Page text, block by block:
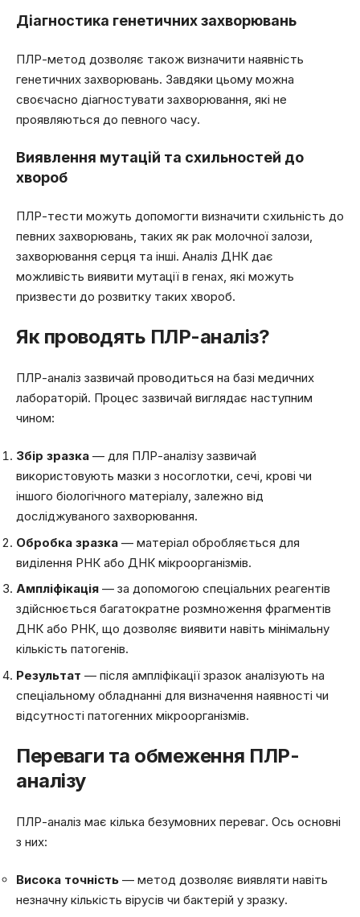
Діагностика генетичних захворювань
ПЛР-метод дозволяє також визначити наявність
генетичних захворювань. Завдяки цьому можна
своєчасно діагностувати захворювання, які не
проявляються до певного часу.
Виявлення мутацій та схильностей до
хвороб
ПЛР-тести можуть допомогти визначити схильність до
певних захворювань, таких як рак молочної залози,
захворювання серця та інші. Аналіз ДНК дає
можливість виявити мутації в генах, які можуть
призвести до розвитку таких хвороб.
Як проводять ПЛР-аналіз?
ПЛР-аналіз зазвичай проводиться на базі медичних
лабораторій. Процес зазвичай виглядає наступним
чином:
Збір зразка — для ПЛР-аналізу зазвичай
використовують мазки з носоглотки, сечі, крові чи
іншого біологічного матеріалу, залежно від
досліджуваного захворювання.
Обробка зразка — матеріал обробляється для
виділення РНК або ДНК мікроорганізмів.
Ампліфікація — за допомогою спеціальних реагентів
здійснюється багатократне розмноження фрагментів
ДНК або РНК, що дозволяє виявити навіть мінімальну
кількість патогенів.
Результат — після ампліфікації зразок аналізують на
спеціальному обладнанні для визначення наявності чи
відсутності патогенних мікроорганізмів.
Переваги та обмеження ПЛР-
аналізу
ПЛР-аналіз має кілька безумовних переваг. Ось основні
з них:
Висока точність — метод дозволяє виявляти навіть
незначну кількість вірусів чи бактерій у зразку.